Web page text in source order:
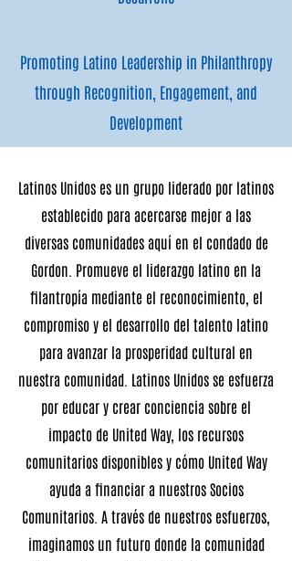
Promoting Latino Leadership in Philanthropy
through Recognition, Engagement, and
Development
Latinos Unidos es un grupo liderado por latinos
establecido para acercarse mejor a las
diversas comunidades aquí en el condado de
Gordon. Promueve el liderazgo latino en la
filantropía mediante el reconocimiento, el
compromiso y el desarrollo del talento latino
para avanzar la prosperidad cultural en
nuestra comunidad. Latinos Unidos se esfuerza
por educar y crear conciencia sobre el
impacto de United Way, los recursos
comunitarios disponibles y cómo United Way
ayuda a financiar a nuestros Socios
Comunitarios. A través de nuestros esfuerzos,
imaginamos un futuro donde la comunidad